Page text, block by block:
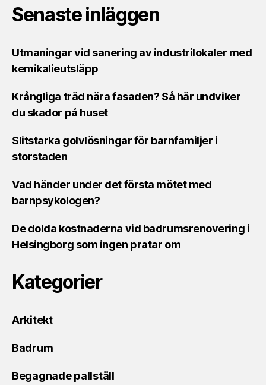
Senaste inläggen
Utmaningar vid sanering av industrilokaler med
kemikalieutsläpp
Krångliga träd nära fasaden? Så här undviker
du skador på huset
Slitstarka golvlösningar för barnfamiljer i
storstaden
Vad händer under det första mötet med
barnpsykologen?
De dolda kostnaderna vid badrumsrenovering i
Helsingborg som ingen pratar om
Kategorier
Arkitekt
Badrum
Begagnade pallställ